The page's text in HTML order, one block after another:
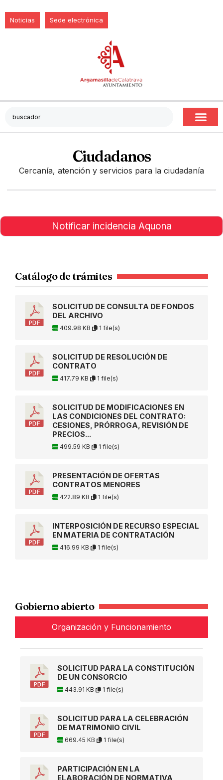
Noticias Sede electrónica
Ciudadanos
Cercanía, atención y servicios para la ciudadanía
Notificar incidencia Aquona
Catálogo de trámites
SOLICITUD DE CONSULTA DE FONDOS
DEL ARCHIVO
409.98 KB 1 file(s)
SOLICITUD DE RESOLUCIÓN DE
CONTRATO
417.79 KB 1 file(s)
SOLICITUD DE MODIFICACIONES EN
LAS CONDICIONES DEL CONTRATO:
CESIONES, PRÓRROGA, REVISIÓN DE
PRECIOS...
499.59 KB 1 file(s)
PRESENTACIÓN DE OFERTAS
CONTRATOS MENORES
422.89 KB 1 file(s)
INTERPOSICIÓN DE RECURSO ESPECIAL
EN MATERIA DE CONTRATACIÓN
416.99 KB 1 file(s)
Gobierno abierto
Organización y Funcionamiento
SOLICITUD PARA LA CONSTITUCIÓN
DE UN CONSORCIO
443.91 KB 1 file(s)
SOLICITUD PARA LA CELEBRACIÓN
DE MATRIMONIO CIVIL
669.45 KB 1 file(s)
PARTICIPACIÓN EN LA
ELABORACIÓN DE NORMATIVA